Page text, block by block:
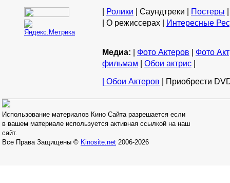
| Ролики | Саундтреки | Постеры
| О режиссерах | Интересные
Медиа: | Фото Актеров | Фото
фильмам | Обои актрис |
| Обои Актеров | Приобрести
Использование материалов Кино Сайта разрешается если
в вашем материале используется активная ссылкой на наш
сайт.
Все Права Защищены © Kinosite.net 2006-2026